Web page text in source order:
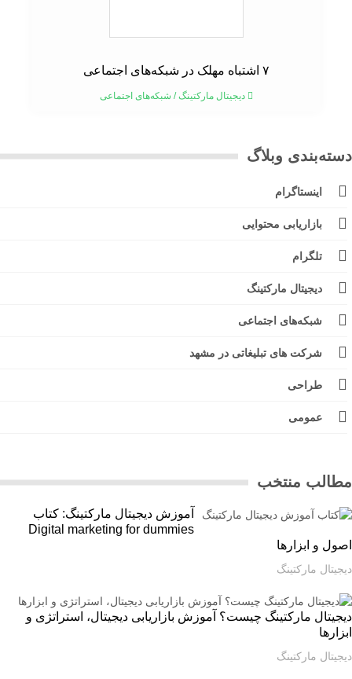
دیجیتال مارکتینگ/شبکه‌های اجتماعی
وبلاگ
اینستاگرام
بازاریابی محتوایی
تلگرام
دیجیتال مارکتینگ
شبکه‌های اجتماعی
شرکت های تبلیغاتی در مشهد
طراحی
عمومی
منتخب
آموزش دیجیتال مارکتینگ: کتاب
Digital marketing for dummies
و ابزارها
مارکتینگ
مارکتینگ چیست؟ آموزش بازاریابی دیجیتال، استراتژی و
مارکتینگ